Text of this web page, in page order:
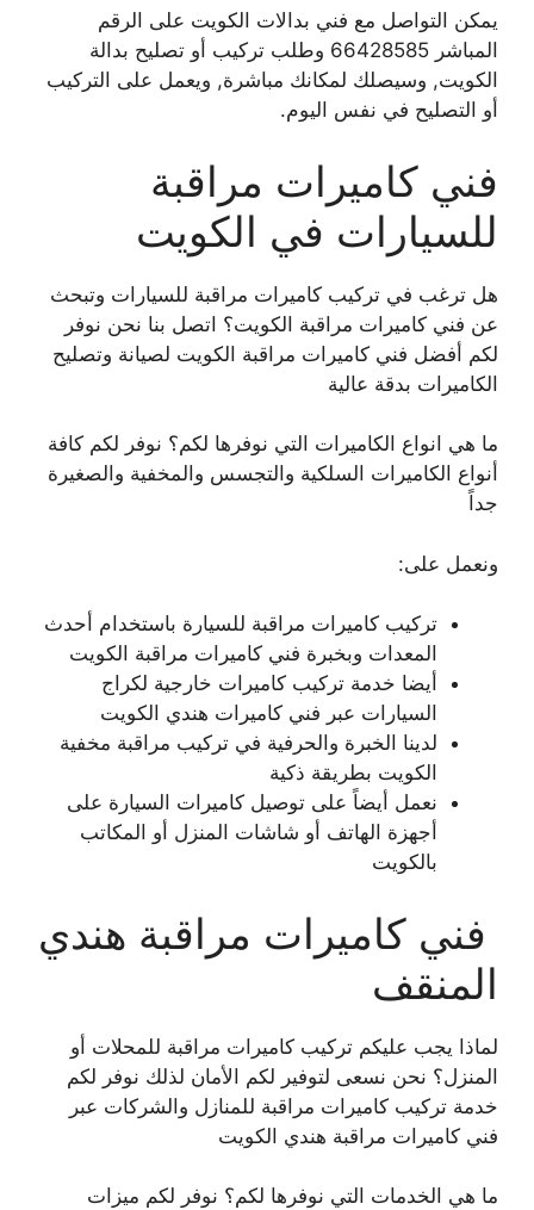
يمكن التواصل مع فني بدالات الكويت على الرقم
المباشر 66428585 وطلب تركيب أو تصليح بدالة
الكويت, وسيصلك لمكانك مباشرة, ويعمل على التركيب
أو التصليح في نفس اليوم.
فني كاميرات مراقبة
للسيارات في الكويت
هل ترغب في تركيب كاميرات مراقبة للسيارات وتبحث
عن فني كاميرات مراقبة الكويت؟ اتصل بنا نحن نوفر
لكم أفضل فني كاميرات مراقبة الكويت لصيانة وتصليح
الكاميرات بدقة عالية
ما هي انواع الكاميرات التي نوفرها لكم؟ نوفر لكم كافة
أنواع الكاميرات السلكية والتجسس والمخفية والصغيرة
جداً
ونعمل على:
تركيب كاميرات مراقبة للسيارة باستخدام أحدث
المعدات وبخبرة فني كاميرات مراقبة الكويت
أيضا خدمة تركيب كاميرات خارجية لكراج
السيارات عبر فني كاميرات هندي الكويت
لدينا الخبرة والحرفية في تركيب مراقبة مخفية
الكويت بطريقة ذكية
نعمل أيضاً على توصيل كاميرات السيارة على
أجهزة الهاتف أو شاشات المنزل أو المكاتب
بالكويت
فني كاميرات مراقبة هندي
المنقف
لماذا يجب عليكم تركيب كاميرات مراقبة للمحلات أو
المنزل؟ نحن نسعى لتوفير لكم الأمان لذلك نوفر لكم
خدمة تركيب كاميرات مراقبة للمنازل والشركات عبر
فني كاميرات مراقبة هندي الكويت
ما هي الخدمات التي نوفرها لكم؟ نوفر لكم ميزات